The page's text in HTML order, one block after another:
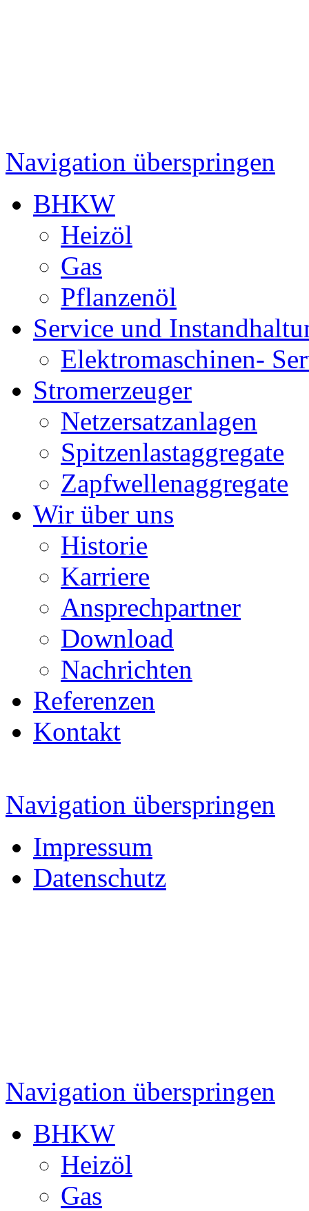
Navigation überspringen
BHKW
Heizöl
Gas
Pflanzenöl
Service und
Elektromaschinen-
Stromerzeuger
Netzersatzanlagen
Spitzenlastaggregate
Zapfwellenaggregate
Wir über uns
Historie
Karriere
Ansprechpartner
Download
Nachrichten
Referenzen
Kontakt
Navigation überspringen
Impressum
Datenschutz
Navigation überspringen
BHKW
Heizöl
Gas